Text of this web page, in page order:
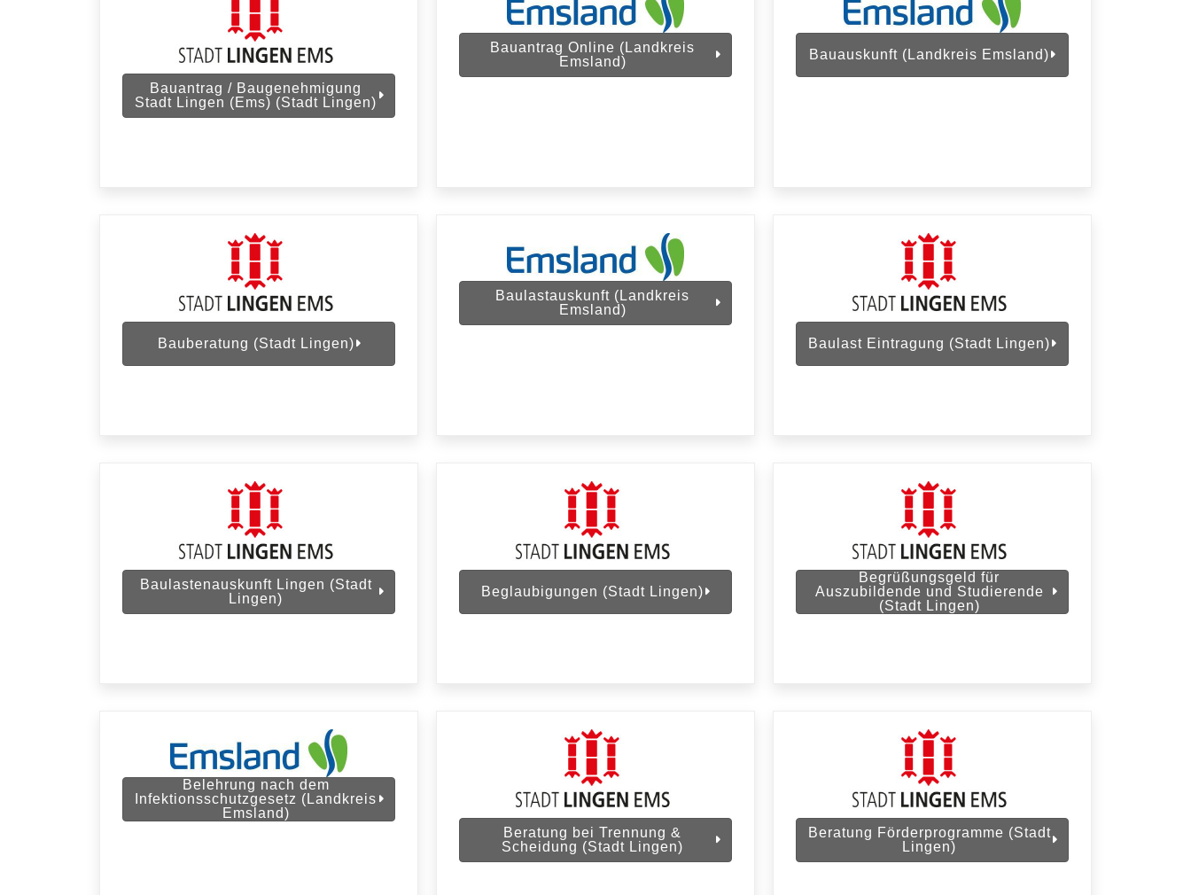
Bauantrag / Baugenehmigung
Stadt Lingen (Ems) (Stadt Lingen)
Bauantrag Online (Landkreis
Emsland)
Bauauskunft (Landkreis Emsland)
Bauberatung (Stadt Lingen)
Baulastauskunft (Landkreis
Emsland)
Baulast Eintragung (Stadt Lingen)
Baulastenauskunft Lingen (Stadt
Lingen)
Beglaubigungen (Stadt Lingen)
Begrüßungsgeld für
Auszubildende und Studierende
(Stadt Lingen)
Belehrung nach dem
Infektionsschutzgesetz (Landkreis
Emsland)
Beratung bei Trennung &
Scheidung (Stadt Lingen)
Beratung Förderprogramme (Stadt
Lingen)